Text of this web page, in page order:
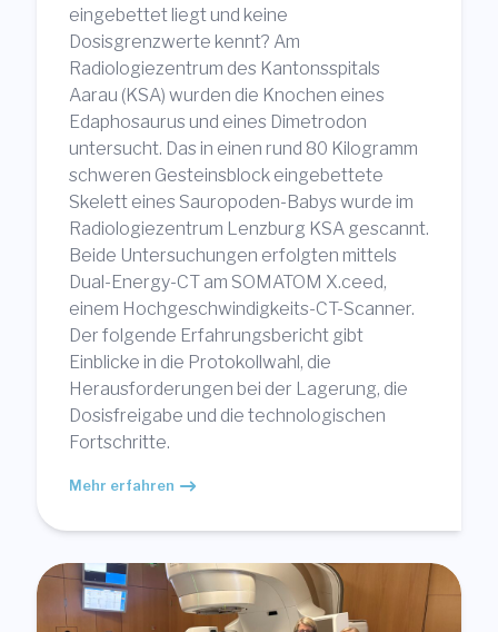
eingebettet liegt und keine
Dosisgrenzwerte kennt? Am
Radiologiezentrum des Kantonsspitals
Aarau (KSA) wurden die Knochen eines
Edaphosaurus und eines Dimetrodon
untersucht. Das in einen rund 80 Kilogramm
schweren Gesteinsblock eingebettete
Skelett eines Sauropoden-Babys wurde im
Radiologiezentrum Lenzburg KSA gescannt.
Beide Untersuchungen erfolgten mittels
Dual-Energy-CT am SOMATOM X.ceed,
einem Hochgeschwindigkeits-CT-Scanner.
Der folgende Erfahrungsbericht gibt
Einblicke in die Protokollwahl, die
Herausforderungen bei der Lagerung, die
Dosisfreigabe und die technologischen
Fortschritte.
Mehr erfahren